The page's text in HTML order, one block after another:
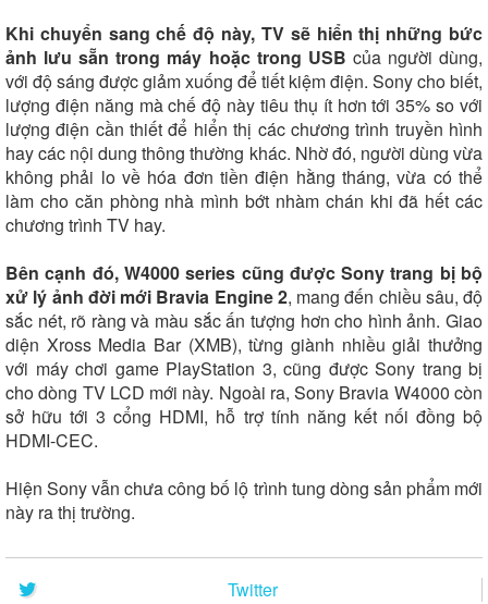
Khi chuyển sang chế độ này, TV sẽ hiển thị những bức
ảnh lưu sẵn trong máy hoặc trong USB của người dùng,
với độ sáng được giảm xuống để tiết kiệm điện. Sony cho biết,
lượng điện năng mà chế độ này tiêu thụ ít hơn tới 35% so với
lượng điện cần thiết để hiển thị các chương trình truyền hình
hay các nội dung thông thường khác. Nhờ đó, người dùng vừa
không phải lo về hóa đơn tiền điện hằng tháng, vừa có thể
làm cho căn phòng nhà mình bớt nhàm chán khi đã hết các
chương trình TV hay.
Bên cạnh đó, W4000 series cũng được Sony trang bị bộ
xử lý ảnh đời mới Bravia Engine 2, mang đến chiều sâu, độ
sắc nét, rõ ràng và màu sắc ấn tượng hơn cho hình ảnh. Giao
diện Xross Media Bar (XMB), từng giành nhiều giải thưởng
với máy chơi game PlayStation 3, cũng được Sony trang bị
cho dòng TV LCD mới này. Ngoài ra, Sony Bravia W4000 còn
sở hữu tới 3 cổng HDMI, hỗ trợ tính năng kết nối đồng bộ
HDMI-CEC.
Hiện Sony vẫn chưa công bố lộ trình tung dòng sản phẩm mới
này ra thị trường.
Twitter